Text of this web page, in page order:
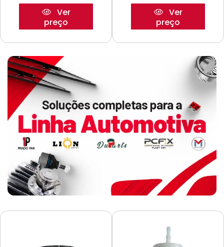
Ver
preço
Ver
preço